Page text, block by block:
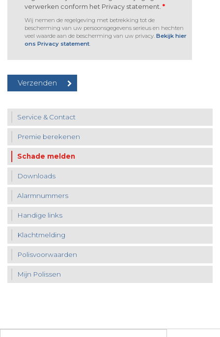
verwerken conform het Privacy statement. *
Wij nemen de regelgeving met betrekking tot de
bescherming van uw persoonsgegevens serieus en hechten
veel waarde aan de bescherming van uw privacy. Bekijk hier
ons Privacy statement.
Service & Contact
Premie berekenen
Schade melden
Downloads
Alarmnummers
Handige links
Klachtmelding
Polisvoorwaarden
Mijn Polissen